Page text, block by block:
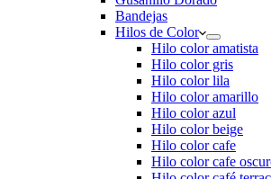
Bandejas
Hilos de Color
Hilo color amatista
Hilo color gris
Hilo color lila
Hilo color amarillo
Hilo color azul
Hilo color beige
Hilo color cafe
Hilo color cafe